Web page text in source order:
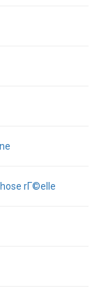
rГ©elle